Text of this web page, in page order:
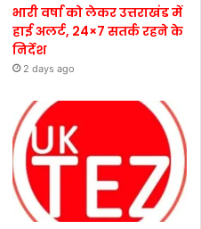
भारी वर्षा को लेकर उत्तराखंड में
हाई अलर्ट, 24×7 सतर्क रहने के
निर्देश
2 days ago